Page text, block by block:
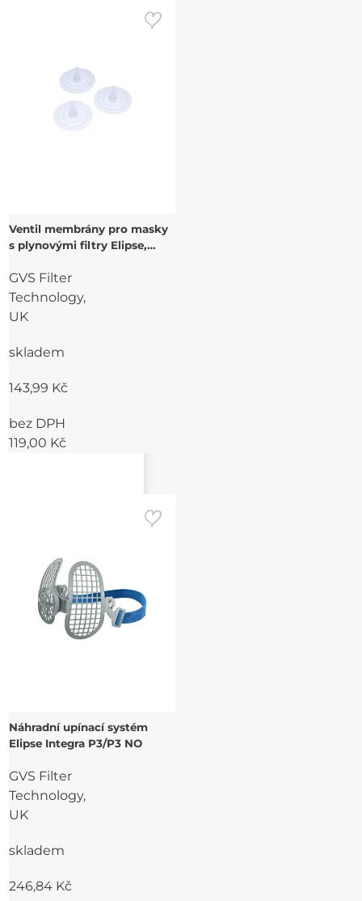
Ventil membrány pro masky
s plynovými filtry Elipse,
GVS Filter
Technology,
UK
skladem
143,99 Kč
bez DPH
119,00 Kč
Náhradní upínací systém
Elipse Integra P3/P3 NO
GVS Filter
Technology,
UK
skladem
246,84 Kč